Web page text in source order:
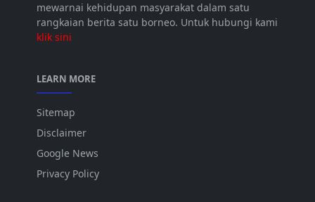
mewarnai kehidupan masyarakat dalam satu
rangkaian berita satu borneo. Untuk hubungi kami
klik sini
LEARN MORE
Sitemap
Disclaimer
Google News
Privacy Policy